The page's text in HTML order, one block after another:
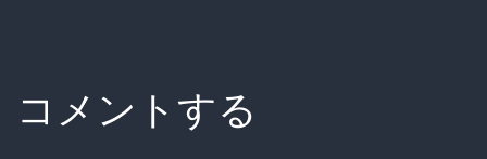
コメントする